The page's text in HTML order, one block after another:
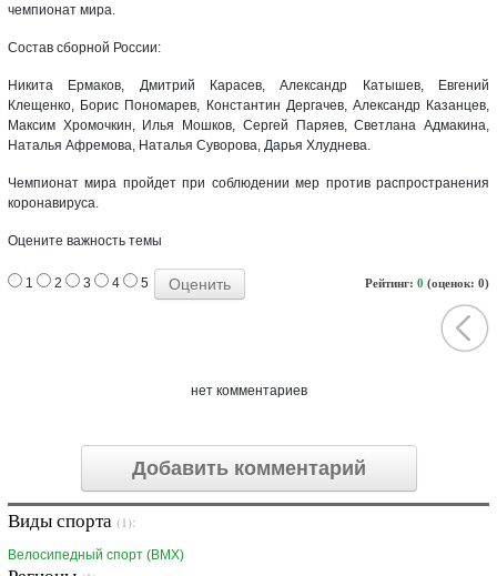
чемпионат мира.
Состав сборной России:
Никита Ермаков, Дмитрий Карасев, Александр Катышев, Евгений
Клещенко, Борис Пономарев, Константин Дергачев, Александр Казанцев,
Максим Хромочкин, Илья Мошков, Сергей Паряев, Светлана Адмакина,
Наталья Афремова, Наталья Суворова, Дарья Хлуднева.
Чемпионат мира пройдет при соблюдении мер против распространения
коронавируса.
Оцените важность темы
Рейтинг: 0 (оценок: 0)
1 2 3 4 5
нет комментариев
Добавить комментарий
Виды спорта (1):
Велосипедный спорт (BMX)